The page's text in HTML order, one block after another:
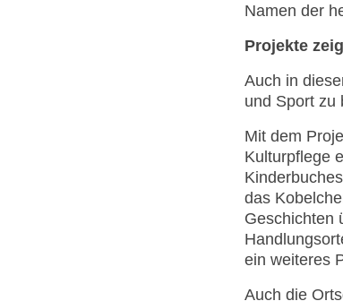
Namen der
Projekte
Auch in
und Sport zu
Mit dem
Kulturpflege
das
Geschichten
ein weiteres
Auch die